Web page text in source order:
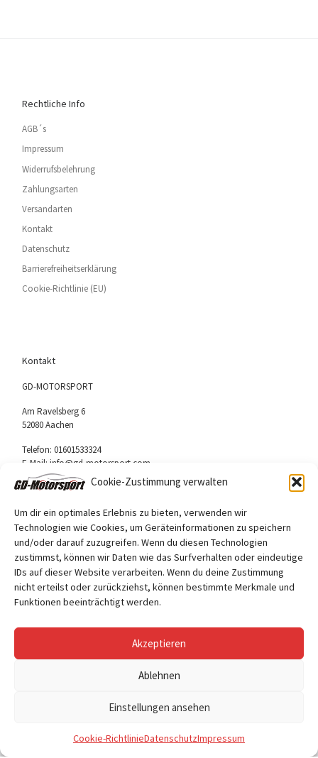
Cookie-Zustimmung verwalten
Um dir ein optimales Erlebnis zu bieten, verwenden wir
Technologien wie Cookies, um Geräteinformationen zu speichern
und/oder darauf zuzugreifen. Wenn du diesen Technologien
zustimmst, können wir Daten wie das Surfverhalten oder eindeutige
IDs auf dieser Website verarbeiten. Wenn du deine Zustimmung
nicht erteilst oder zurückziehst, können bestimmte Merkmale und
Funktionen beeinträchtigt werden.
Akzeptieren
Ablehnen
Einstellungen ansehen
Cookie-RichtlinieDatenschutzImpressum
Rechtliche Info
AGB´s
Impressum
Widerrufsbelehrung
Zahlungsarten
Versandarten
Kontakt
Datenschutz
Barrierefreiheitserklärung
Cookie-Richtlinie (EU)
Kontakt
GD-MOTORSPORT
Am Ravelsberg 6
52080 Aachen
Telefon: 01601533324
E-Mail: info@gd-motorsport.com
Folge uns
Facebook